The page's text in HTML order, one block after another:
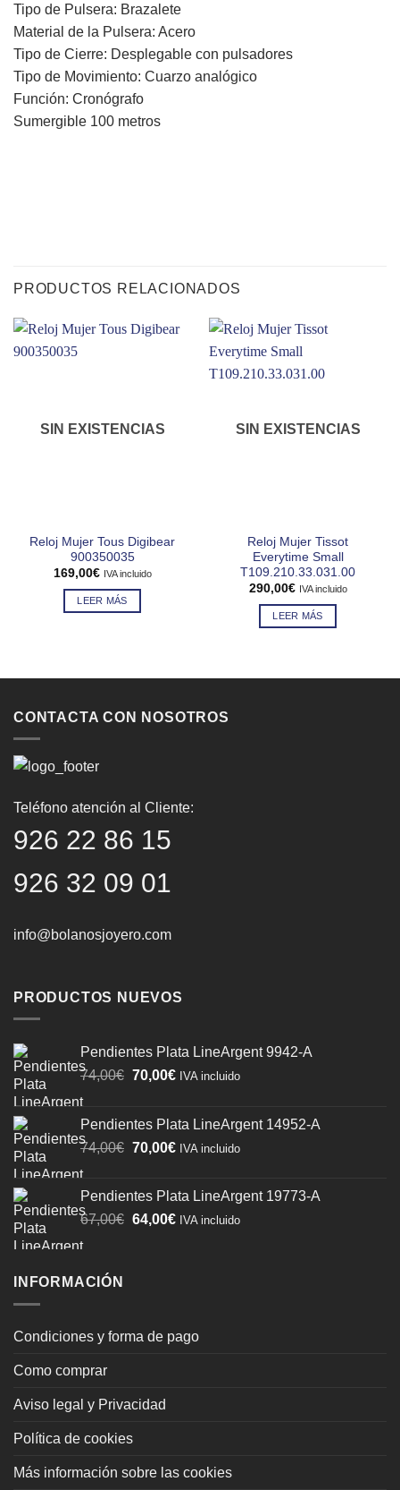
Tipo de Pulsera: Brazalete
Material de la Pulsera: Acero
Tipo de Cierre: Desplegable con pulsadores
Tipo de Movimiento: Cuarzo analógico
Función: Cronógrafo
Sumergible 100 metros
PRODUCTOS RELACIONADOS
SIN EXISTENCIAS
Reloj Mujer Tous Digibear
900350035
169,00€ IVA incluido
LEER MÁS
SIN EXISTENCIAS
Reloj Mujer Tissot
Everytime Small
T109.210.33.031.00
290,00€ IVA incluido
LEER MÁS
CONTACTA CON NOSOTROS
Teléfono atención al Cliente:
926 22 86 15
926 32 09 01
info@bolanosjoyero.com
PRODUCTOS NUEVOS
Pendientes Plata LineArgent 9942-A
74,00€ El
era:
74,00€.
70,00€El
es:
70,00€.
IVA incluido
Pendientes Plata LineArgent 14952-A
74,00€ El
era:
74,00€.
70,00€El
es:
70,00€.
IVA incluido
Pendientes Plata LineArgent 19773-A
67,00€ El
64,00€ElIVA incluido
INFORMACIÓN
Condiciones y forma de pago
Como comprar
Aviso legal y Privacidad
Política de cookies
Más información sobre las cookies